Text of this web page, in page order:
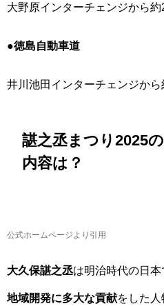
大野原インターチェンジから約
●徳島自動車道
井川池田インターチェンジから
諶之丞まつり2025
内容は？
公式ホームページより引用
大久保諶之丞は明治時代の日本
地域開発に多大な貢献をした人